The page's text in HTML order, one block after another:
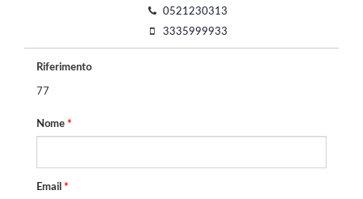
0521230313
3335999933
Riferimento
77
Nome *
Email *